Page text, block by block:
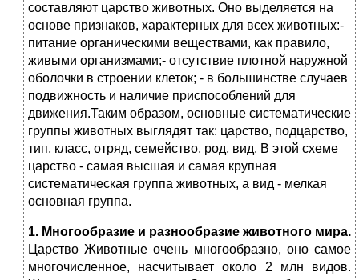
составляют царство животных. Оно выделяется на
основе признаков, характерных для всех животных:-
питание органическими веществами, как правило,
живыми организмами;- отсутствие плотной наружной
оболочки в строении клеток; - в большинстве случаев
подвижность и наличие приспособлений для
движения.Таким образом, основные систематические
группы животных выглядят так: царство, подцарство,
тип, класс, отряд, семейство, род, вид. В этой схеме
царство - самая высшая и самая крупная
систематическая группа животных, а вид - мелкая
основная группа.
1. Многообразие и разнообразие животного мира.
Царство Животные очень многообразно, оно самое
многочисленное, насчитывает около 2 млн видов.